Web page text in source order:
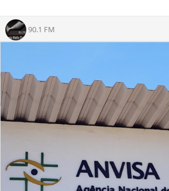
90.1 FM